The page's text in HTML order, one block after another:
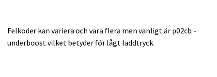
Felkoder kan variera och vara flera men vanligt är p02cb -
underboost vilket betyder för lågt laddtryck.